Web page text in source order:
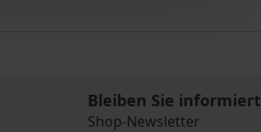
Bleiben Sie informiert
Shop-Newsletter